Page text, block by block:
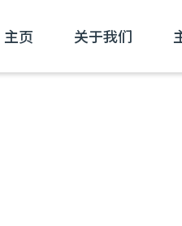
主页 关于我们